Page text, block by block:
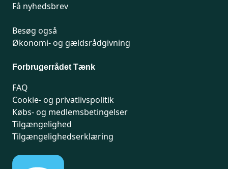
Få nyhedsbrev
Besøg også
Økonomi- og gældsrådgivning
Forbrugerrådet Tænk
FAQ
Cookie- og privatlivspolitik
Købs- og medlemsbetingelser
Tilgængelighed
Tilgængelighedserklæring